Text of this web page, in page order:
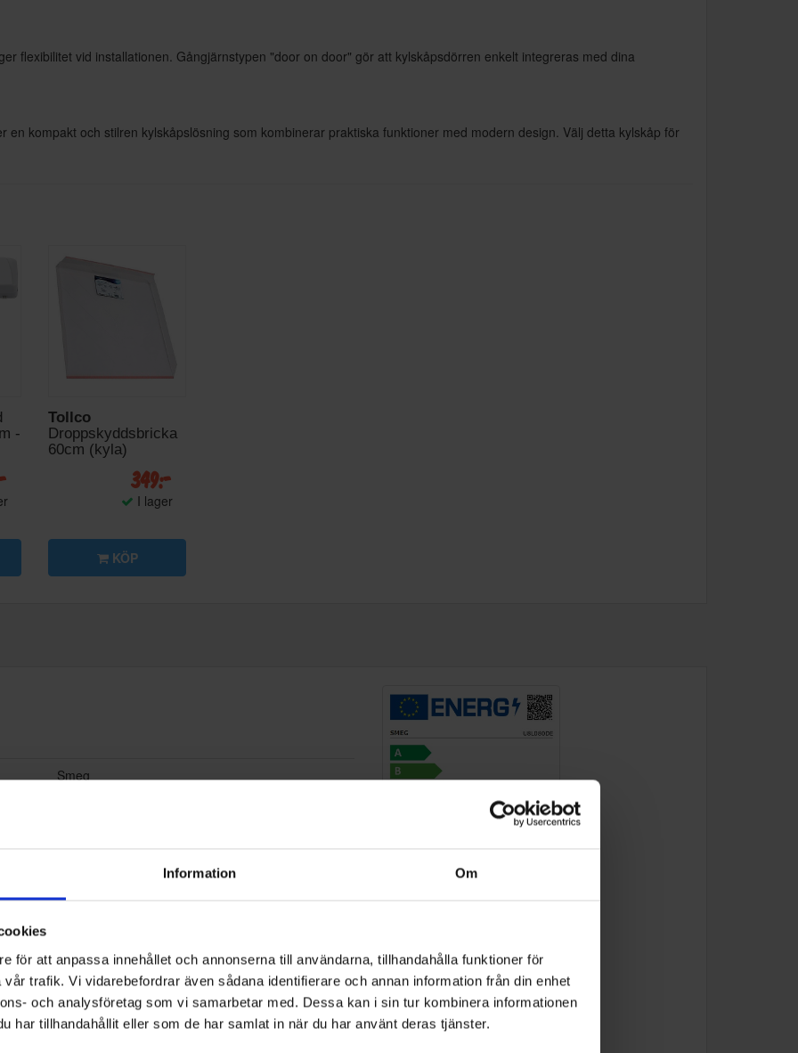
Information Om
för att anpassa innehållet och annonserna till användarna, tillhandahålla funktioner för
trafik. Vi vidarebefordrar även sådana identifierare och annan information från din enhet
och analysföretag som vi samarbetar med. Dessa kan i sin tur kombinera informationen
har tillhandahållit eller som de har samlat in när du har använt deras tjänster.
flexibilitet vid installationen. Gångjärnstypen "door on door" gör att kylskåpsdörren enkelt integreras med dina
en kompakt och stilren kylskåpslösning som kombinerar praktiska funktioner med modern design. Välj detta kylskåp för
-
Tollco
Droppskyddsbricka
60cm (kyla)
349:-
I lager
KÖP
Smeg
59.6
C